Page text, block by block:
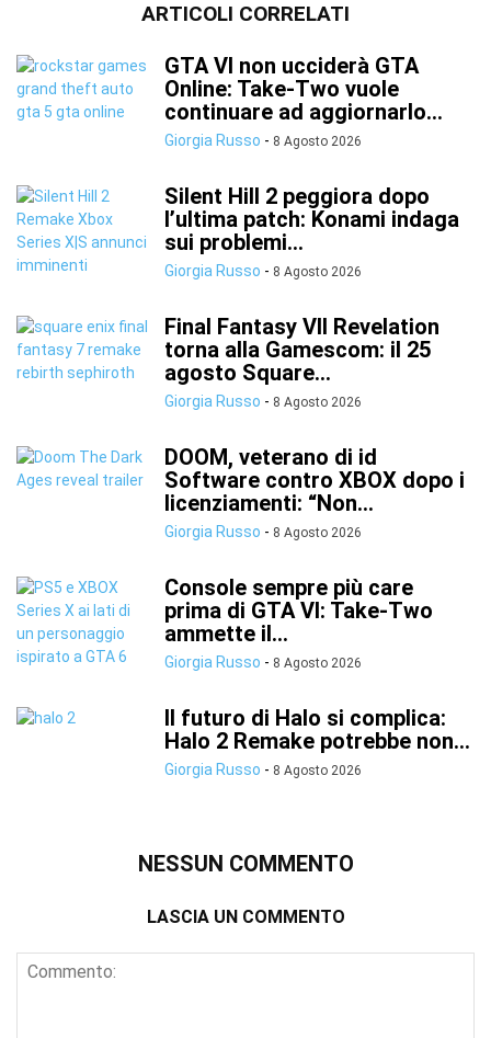
ARTICOLI CORRELATI
GTA VI non ucciderà GTA
Online: Take-Two vuole
continuare ad aggiornarlo...
Giorgia Russo - 8 Agosto 2026
Silent Hill 2 peggiora dopo
l’ultima patch: Konami indaga
sui problemi...
Giorgia Russo - 8 Agosto 2026
Final Fantasy VII Revelation
torna alla Gamescom: il 25
agosto Square...
Giorgia Russo - 8 Agosto 2026
DOOM, veterano di id
Software contro XBOX dopo i
licenziamenti: “Non...
Giorgia Russo - 8 Agosto 2026
Console sempre più care
prima di GTA VI: Take-Two
ammette il...
Giorgia Russo - 8 Agosto 2026
Il futuro di Halo si complica:
Halo 2 Remake potrebbe non...
Giorgia Russo - 8 Agosto 2026
NESSUN COMMENTO
LASCIA UN COMMENTO